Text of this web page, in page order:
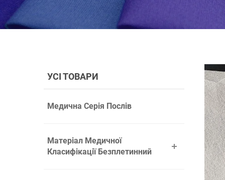
УСІ ТОВАРИ
Медична Серія Послів
Матеріал Медичної
Класифікації Безплетинний